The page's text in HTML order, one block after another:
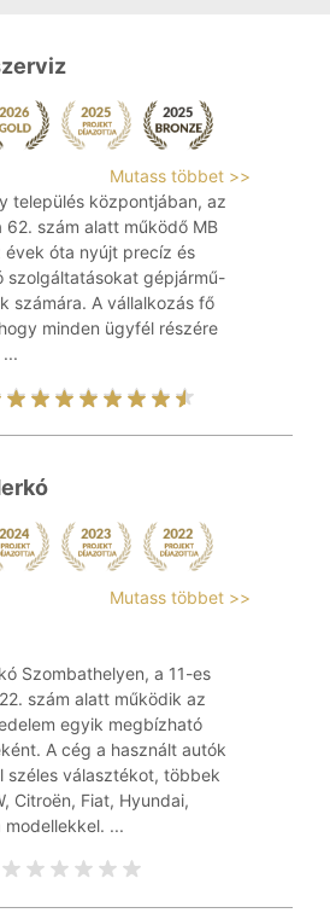
Mutass többet >>
település központjában, az
62. szám alatt működő MB
évek óta nyújt precíz és
szolgáltatásokat gépjármű-
számára. A vállalkozás fő
minden ügyfél részére
Mutass többet >>
Szombathelyen, a 11-es
szám alatt működik az
egyik megbízható
A cég a használt autók
széles választékot, többek
Citroën, Fiat, Hyundai,
modellekkel. ...